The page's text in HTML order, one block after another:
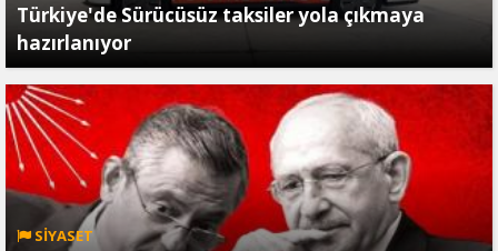
Türkiye'de Sürücüsüz taksiler yola çıkmaya
hazırlanıyor
SİYASET